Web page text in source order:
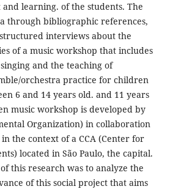
learning. of the students. The
through bibliographic references,
interviews about the
of a music workshop that includes
and the teaching of
orchestra practice for children
6 and 14 years old. and 11 years
music workshop is developed by
Organization) in collaboration
the context of a CCA (Center for
located in São Paulo, the capital.
this research was to analyze the
of this social project that aims